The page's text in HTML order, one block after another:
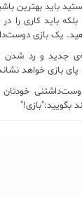
باید بهترین
باید کاری را
یک بازی
جدید و رد شدن
پای بازی خواهد
خودتان
بگویید:"بازی!"